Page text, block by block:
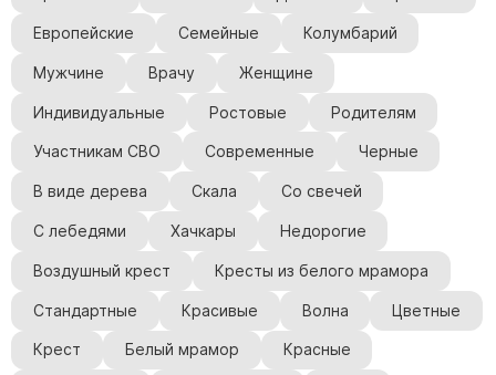
Европейские Семейные Колумбарий
Мужчине Врачу Женщине
Индивидуальные Ростовые Родителям
Участникам СВО Современные Черные
В виде дерева Скала Со свечей
С лебедями Хачкары Недорогие
Воздушный крест Кресты из белого мрамора
Стандартные Красивые Волна Цветные
Крест Белый мрамор Красные